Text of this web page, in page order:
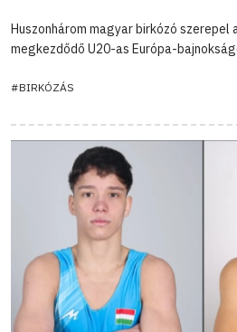
Huszonhárom magyar birkózó szerepel
megkezdődő U20-as Európa-
#BIRKÓZÁS